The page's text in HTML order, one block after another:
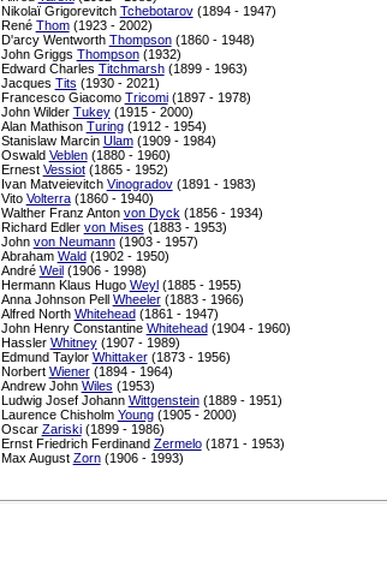
Nikolaï Grigorevitch Tchebotarov(1894 - 1947)
René Thom(1923 - 2002)
D'arcy Wentworth Thompson(1860 - 1948)
John Griggs Thompson(1932)
Edward Charles Titchmarsh(1899 - 1963)
Jacques Tits (1930 - 2021)
Francesco Giacomo Tricomi(1897 - 1978)
John Wilder Tukey(1915 - 2000)
Alan Mathison Turing(1912 - 1954)
Stanislaw Marcin Ulam(1909 - 1984)
Oswald Veblen(1880 - 1960)
Ernest Vessiot(1865 - 1952)
Ivan Matveievitch Vinogradov(1891 - 1983)
Vito Volterra(1860 - 1940)
Walther Franz Anton von Dyck (1856 - 1934)
Richard Edler von Mises (1883 - 1953)
John von Neumann(1903 - 1957)
Abraham Wald(1902 - 1950)
André Weil(1906 - 1998)
Hermann Klaus Hugo Weyl(1885 - 1955)
Anna Johnson Pell Wheeler(1883 - 1966)
Alfred North Whitehead(1861 - 1947)
John Henry Constantine Whitehead(1904 - 1960)
Hassler Whitney(1907 - 1989)
Edmund Taylor Whittaker(1873 - 1956)
Norbert Wiener(1894 - 1964)
Andrew John Wiles (1953)
Ludwig Josef Johann Wittgenstein(1889 - 1951)
Laurence Chisholm Young(1905 - 2000)
Oscar Zariski(1899 - 1986)
Ernst Friedrich Ferdinand Zermelo(1871 - 1953)
Max August Zorn(1906 - 1993)